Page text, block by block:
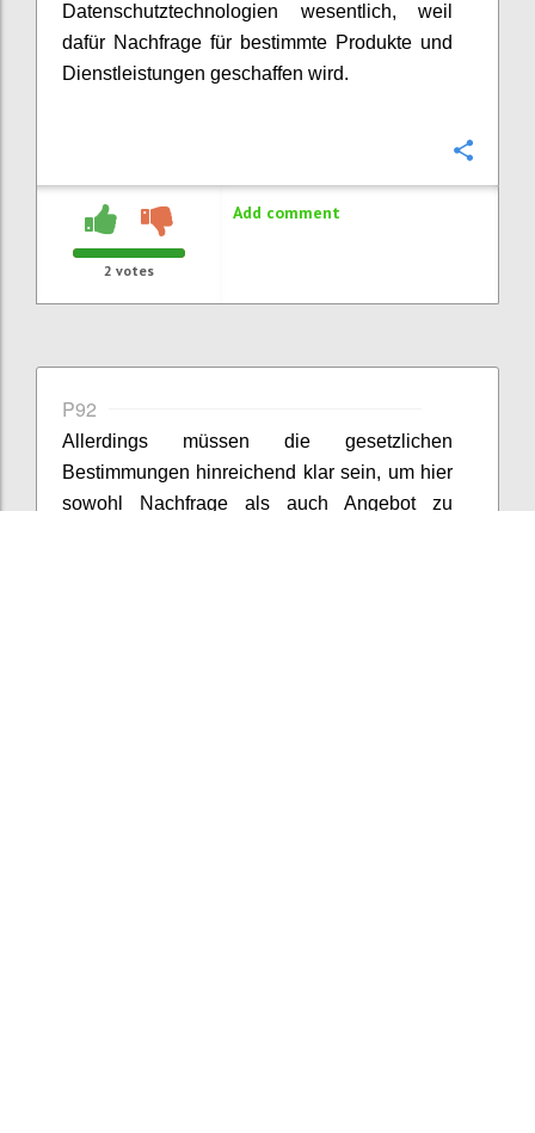
Datenschutztechnologien wesentlich, weil
dafür Nachfrage für bestimmte Produkte und
Dienstleistungen geschaffen wird.
2 votes
Add comment
P92
Allerdings müssen die gesetzlichen
Bestimmungen hinreichend klar sein, um hier
sowohl Nachfrage als auch Angebot zu